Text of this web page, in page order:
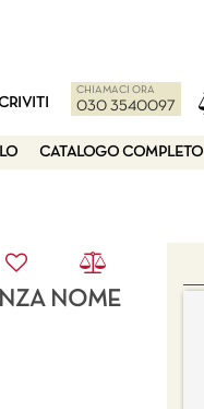
CHIAMACI ORA
030 3540097
CATALOGO COMPLETO
NOME